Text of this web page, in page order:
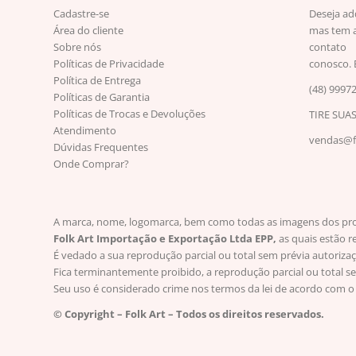
Cadastre-se
Área do cliente
Sobre nós
Políticas de Privacidade
Política de Entrega
Políticas de Garantia
Políticas de Trocas e Devoluções
Atendimento
Dúvidas Frequentes
Onde Comprar?
Deseja
mas tem
contato
conosco.
(48)
TIRE
A marca, nome, logomarca, bem como todas as imagens dos
Folk Art Importação e Exportação Ltda EPP, as quais estão
É vedado a sua reprodução parcial ou total sem prévia
Fica terminantemente proibido, a reprodução parcial ou total
Seu uso é considerado crime nos termos da lei de acordo com
© Copyright – Folk Art – Todos os direitos reservados.